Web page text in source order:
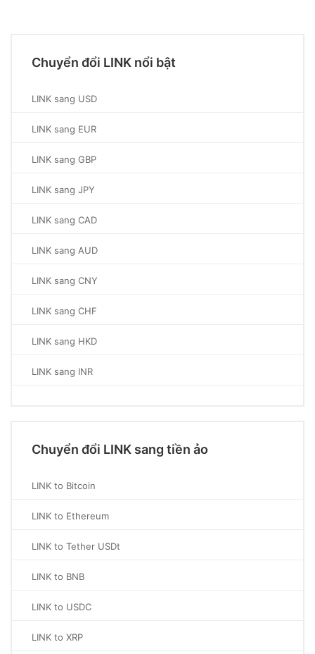
Chuyển đổi LINK nổi bật
LINK sang USD
LINK sang EUR
LINK sang GBP
LINK sang JPY
LINK sang CAD
LINK sang AUD
LINK sang CNY
LINK sang CHF
LINK sang HKD
LINK sang INR
Chuyển đổi LINK sang tiền ảo
LINK to Bitcoin
LINK to Ethereum
LINK to Tether USDt
LINK to BNB
LINK to USDC
LINK to XRP